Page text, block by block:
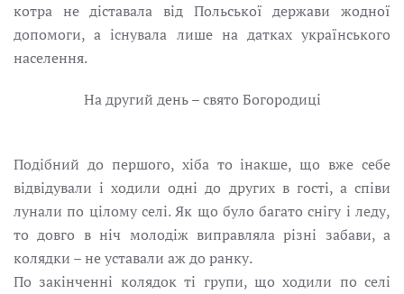
котра не діставала від Польської держави жодної
допомоги, а існувала лише на датках українського
населення.
На другий день – свято Богородиці
Подібний до першого, хіба то інакше, що вже себе
відвідували і ходили одні до других в гості, а співи
лунали по цілому селі. Як що було багато снігу і леду,
то довго в ніч молодіж виправляла різні забави, а
колядки – не уставали аж до ранку.
По закінченні колядок ті групи, що ходили по селі